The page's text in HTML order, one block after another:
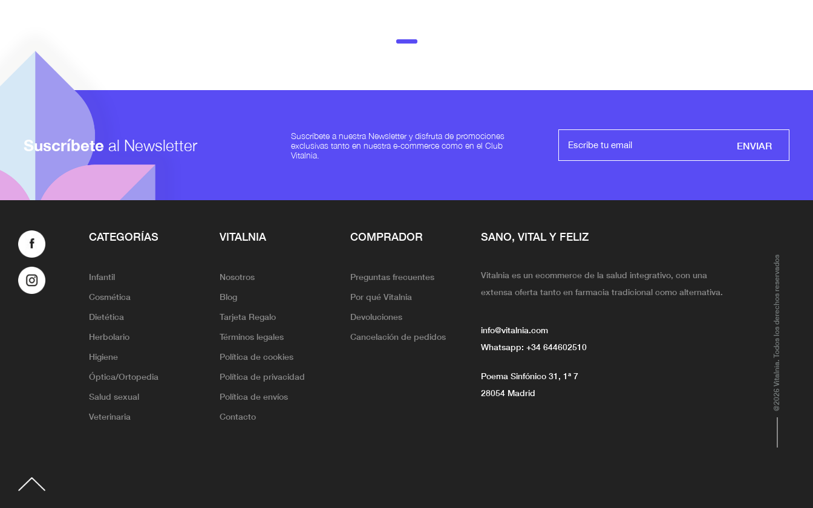
Suscríbete al Newsletter
Suscríbete a nuestra Newsletter y disfruta de promociones
exclusivas tanto en nuestra e-commerce como en el Club
Vitalnia.
ENVIAR
CATEGORÍAS
Infantil
Cosmética
Dietética
Herbolario
Higiene
Óptica/Ortopedia
Salud sexual
Veterinaria
VITALNIA
Nosotros
Blog
Tarjeta Regalo
Términos legales
Política de cookies
Política de privacidad
Política de envíos
Contacto
COMPRADOR
Preguntas frecuentes
Por qué Vitalnia
Devoluciones
Cancelación de pedidos
SANO, VITAL Y FELIZ
Vitalnia es un ecommerce de la salud integrativo, con una
extensa oferta tanto en farmacia tradicional como alternativa.
info@vitalnia.com
Whatsapp: +34 644602510
Poema Sinfónico 31, 1ª 7
28054 Madrid
@2026 Vitalnia. Todos los derechos reservados